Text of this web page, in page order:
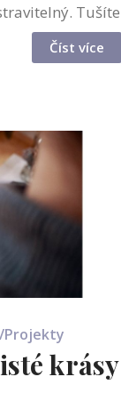
Tušíte
Nejen
třeba i po...
Číst více
Projekty
krásy